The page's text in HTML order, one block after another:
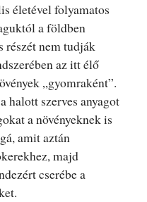
életével folyamatos
a földben
részét nem tudják
az itt élő
„gyomraként”.
halott szerves anyagot
a növényeknek is
amit aztán
majd
cserébe a